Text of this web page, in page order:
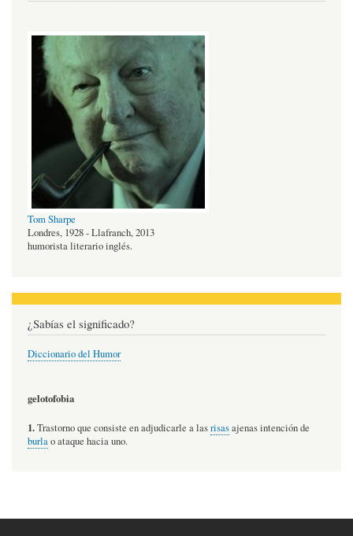
Tom Sharpe
Londres, 1928 - Llafranch, 2013
humorista literario inglés.
¿Sabías el significado?
Diccionario del Humor
gelotofobia
1.Trastorno que consiste en adjudicarle a lasrisasajenas intención de
burlao ataque hacia uno.